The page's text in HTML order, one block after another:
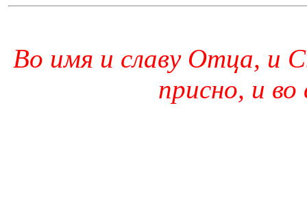
Во имя и славу Отца, и
присно, и во